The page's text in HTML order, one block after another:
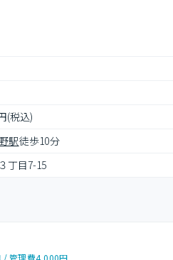
(税込)
駅徒歩10分
丁目7-15
/管理費4,000円